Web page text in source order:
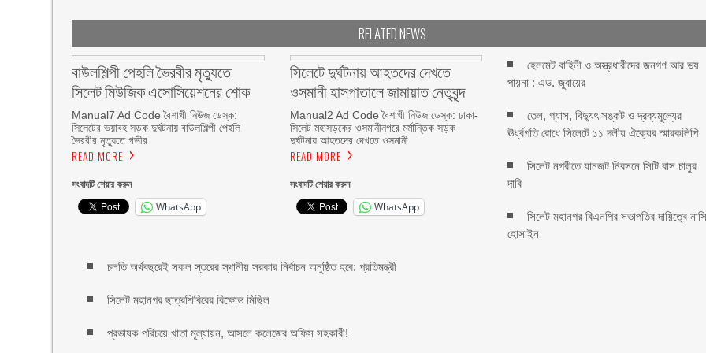
RELATED NEWS
বাউলশিল্পী পেহলি ভৈরবীর মৃত্যুতে
সিলেট মিউজিক এসোসিয়েশনের শোক
Manual7 Ad Code বৈশাখী নিউজ ডেস্ক:
সিলেটের ভয়াবহ সড়ক দুর্ঘটনায় বাউলশিল্পী পেহলি
ভৈরবীর মৃত্যুতে গভীর
READ MORE
সংবাদটি শেয়ার করুন
WhatsApp
সিলেটে দুর্ঘটনায় আহতদের দেখতে
ওসমানী হাসপাতালে জামায়াত নেতৃবৃন্দ
Manual2 Ad Code বৈশাখী নিউজ ডেস্ক: ঢাকা-
সিলেট মহাসড়কের ওসমানীনগরে মর্মান্তিক সড়ক
দুর্ঘটনায় আহতদের দেখতে ওসমানী
READ MORE
সংবাদটি শেয়ার করুন
WhatsApp
হেলমেট বাহিনী ও অস্ত্রধারীদের জনগণ আর ভয়
পায়না : এড. জুবায়ের
তেল, গ্যাস, বিদ্যুৎ সঙ্কট ও দ্রব্যমূল্যের
ঊর্ধ্বগতি রোধে সিলেটে ১১ দলীয় ঐক্যের স্মারকলিপি
সিলেট নগরীতে যানজট নিরসনে সিটি বাস চালুর
দাবি
সিলেট মহানগর বিএনপির সভাপতির দায়িত্বে
হোসাইন
চলতি অর্থবছরেই সকল স্তরের স্থানীয় সরকার নির্বাচন অনুষ্ঠিত হবে: প্রতিমন্ত্রী
সিলেট মহানগর ছাত্রশিবিরের বিক্ষোভ মিছিল
প্রভাষক পরিচয়ে খাতা মূল্যায়ন, আসলে কলেজের অফিস সহকারী!